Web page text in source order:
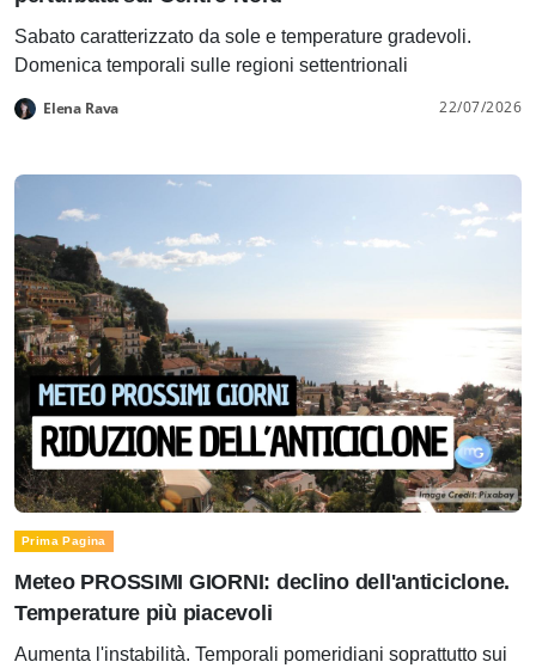
Sabato caratterizzato da sole e temperature gradevoli.
Domenica temporali sulle regioni settentrionali
Elena Rava 22/07/2026
Prima Pagina
Meteo PROSSIMI GIORNI: declino dell'anticiclone.
Temperature più piacevoli
Aumenta l'instabilità. Temporali pomeridiani soprattutto sui